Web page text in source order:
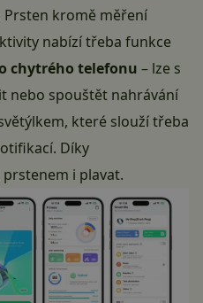
kromě měření
nabízí třeba funkce
chytrého telefonu – lze s
nebo spouštět nahrávání
které slouží třeba
Díky
prstenem i plavat.